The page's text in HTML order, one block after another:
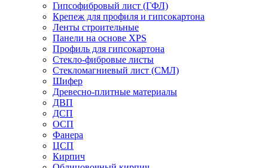
Гипсофибровый лист (ГФЛ)
Крепеж для профиля и гипсокартона
Ленты строительные
Панели на основе XPS
Профиль для гипсокартона
Стекло-фибровые листы
Стекломагниевый лист (СМЛ)
Шифер
Древесно-плитные материалы
ДВП
ДСП
ОСП
Фанера
ЦСП
Кирпич